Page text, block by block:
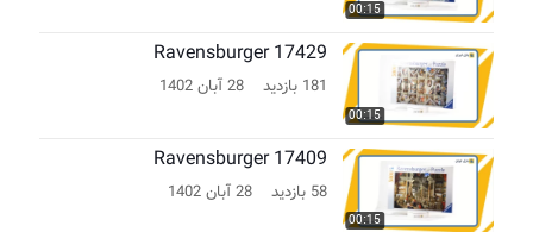
00:15
00:15
Ravensburger 17429
181 بازدید 28 آبان 1402
00:15
Ravensburger 17409
58 بازدید 28 آبان 1402